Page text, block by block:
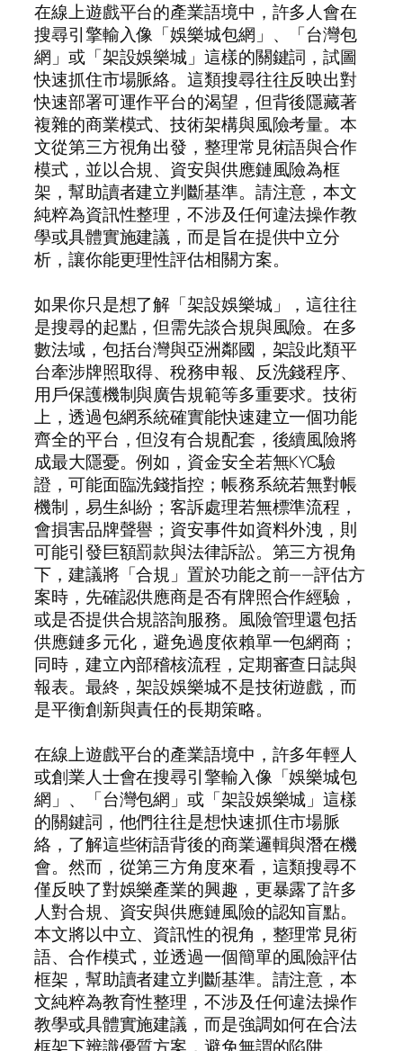
在線上遊戲平台的產業語境中，許多人會在
搜尋引擎輸入像「娛樂城包網」、「台灣包
網」或「架設娛樂城」這樣的關鍵詞，試圖
快速抓住市場脈絡。這類搜尋往往反映出對
快速部署可運作平台的渴望，但背後隱藏著
複雜的商業模式、技術架構與風險考量。本
文從第三方視角出發，整理常見術語與合作
模式，並以合規、資安與供應鏈風險為框
架，幫助讀者建立判斷基準。請注意，本文
純粹為資訊性整理，不涉及任何違法操作教
學或具體實施建議，而是旨在提供中立分
析，讓你能更理性評估相關方案。
如果你只是想了解「架設娛樂城」，這往往
是搜尋的起點，但需先談合規與風險。在多
數法域，包括台灣與亞洲鄰國，架設此類平
台牽涉牌照取得、稅務申報、反洗錢程序、
用戶保護機制與廣告規範等多重要求。技術
上，透過包網系統確實能快速建立一個功能
齊全的平台，但沒有合規配套，後續風險將
成最大隱憂。例如，資金安全若無KYC驗
證，可能面臨洗錢指控；帳務系統若無對帳
機制，易生糾紛；客訴處理若無標準流程，
會損害品牌聲譽；資安事件如資料外洩，則
可能引發巨額罰款與法律訴訟。第三方視角
下，建議將「合規」置於功能之前——評估方
案時，先確認供應商是否有牌照合作經驗，
或是否提供合規諮詢服務。風險管理還包括
供應鏈多元化，避免過度依賴單一包網商；
同時，建立內部稽核流程，定期審查日誌與
報表。最終，架設娛樂城不是技術遊戲，而
是平衡創新與責任的長期策略。
在線上遊戲平台的產業語境中，許多年輕人
或創業人士會在搜尋引擎輸入像「娛樂城包
網」、「台灣包網」或「架設娛樂城」這樣
的關鍵詞，他們往往是想快速抓住市場脈
絡，了解這些術語背後的商業邏輯與潛在機
會。然而，從第三方角度來看，這類搜尋不
僅反映了對娛樂產業的興趣，更暴露了許多
人對合規、資安與供應鏈風險的認知盲點。
本文將以中立、資訊性的視角，整理常見術
語、合作模式，並透過一個簡單的風險評估
框架，幫助讀者建立判斷基準。請注意，本
文純粹為教育性整理，不涉及任何違法操作
教學或具體實施建議，而是強調如何在合法